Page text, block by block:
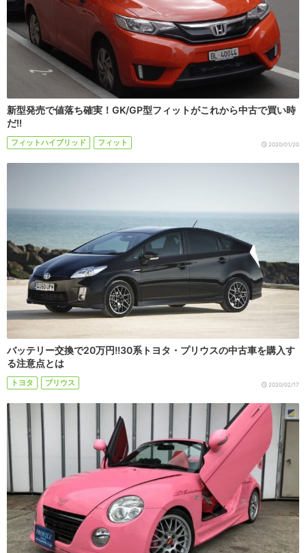
新型発売で値落ち確実！GK/GP型フィットがこれから中古で買い時
だ!!
フィットハイブリッド フィット 2020/01/20
バッテリー交換で20万円!!30系トヨタ・プリウスの中古車を購入す
る注意点とは
トヨタ プリウス 2020/02/17